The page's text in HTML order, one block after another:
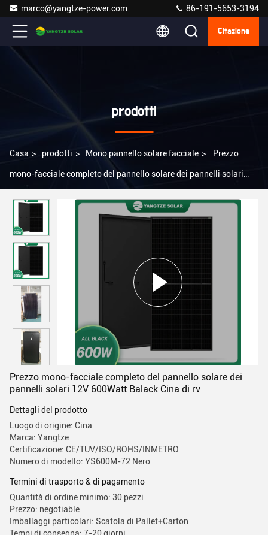
marco@yangtze-power.com 86-191-5653-3194
Citazione
prodotti
Casa > prodotti > Mono pannello solare facciale > Prezzo
mono-facciale completo del pannello solare dei pannelli solari
Prezzo mono-facciale completo del pannello solare dei
pannelli solari 12V 600Watt Balack Cina di rv
Dettagli del prodotto
Luogo di origine: Cina
Marca: Yangtze
Certificazione: CE/TUV/ISO/ROHS/INMETRO
Numero di modello: YS600M-72 Nero
Termini di trasporto & di pagamento
Quantità di ordine minimo: 30 pezzi
Prezzo: negotiable
Imballaggi particolari: Scatola di Pallet+Carton